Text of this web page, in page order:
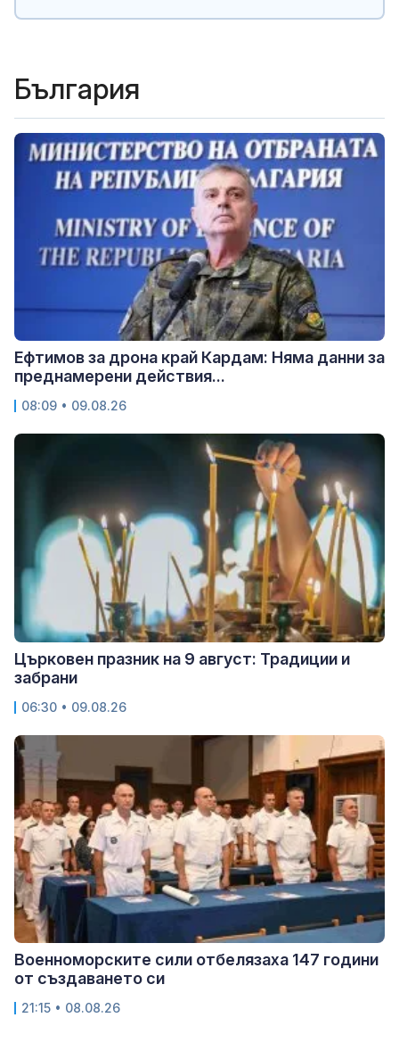
България
Ефтимов за дрона край Кардам: Няма данни за
преднамерени действия...
08:09 • 09.08.26
Църковен празник на 9 август: Традиции и
забрани
06:30 • 09.08.26
Военноморските сили отбелязаха 147 години
от създаването си
21:15 • 08.08.26